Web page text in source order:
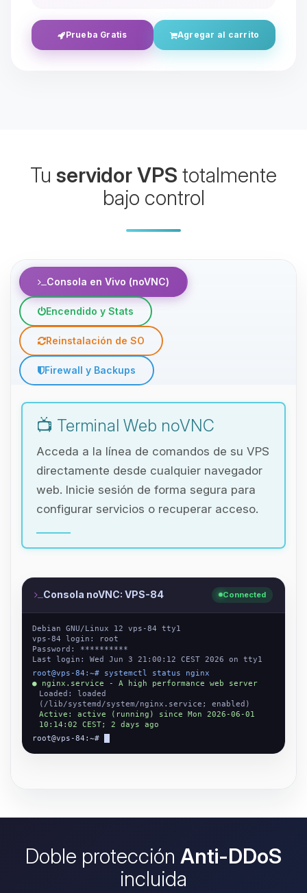
Prueba Gratis Agregar al carrito
Tu servidor VPS totalmente
bajo control
Consola en Vivo (noVNC)
Encendido y Stats
Reinstalación de SO
Firewall y Backups
📺 Terminal Web noVNC
Acceda a la línea de comandos de su VPS
directamente desde cualquier navegador
web. Inicie sesión de forma segura para
configurar servicios o recuperar acceso.
Consola noVNC: VPS-84 Connected
Debian GNU/Linux 12 vps-84 tty1
vps-84 login: root
Password: **********
Last login: Wed Jun 3 21:00:12 CEST 2026 on tty1
root@vps-84:~# systemctl status nginx
● nginx.service - A high performance web server
Loaded: loaded
(/lib/systemd/system/nginx.service; enabled)
Active: active (running) since Mon 2026-06-01
10:14:02 CEST; 2 days ago
root@vps-84:~#
Doble protección Anti-DDoS
incluida
hablar! Soy Choupy, tu pequeno
asistente de BoxToPlay. Cuentame
que necesitas y moveré mis
06/08/2026 03:21